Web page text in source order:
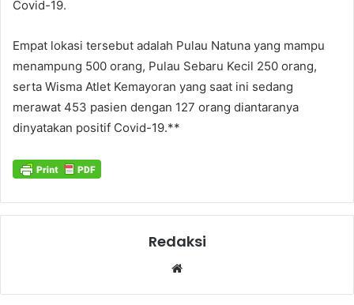
Covid-19.
Empat lokasi tersebut adalah Pulau Natuna yang mampu
menampung 500 orang, Pulau Sebaru Kecil 250 orang,
serta Wisma Atlet Kemayoran yang saat ini sedang
merawat 453 pasien dengan 127 orang diantaranya
dinyatakan positif Covid-19.**
Redaksi